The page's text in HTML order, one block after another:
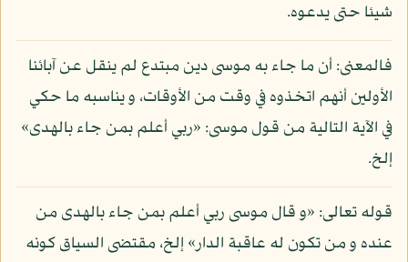
شيئا حتى يدعوه.
فالمعنى: أن ما جاء به موسى دين مبتدع لم ينقل عن آبائنا
الأولين أنهم اتخذوه في وقت من الأوقات، و يناسبه ما حكي
في الآية التالية من قول موسى: «ربي أعلم بمن جاء بالهدى»
إلخ.
قوله تعالى: «و قال موسى ربي أعلم بمن جاء بالهدى من
عنده و من تكون له عاقبة الدار» إلخ، مقتضى السياق كونه